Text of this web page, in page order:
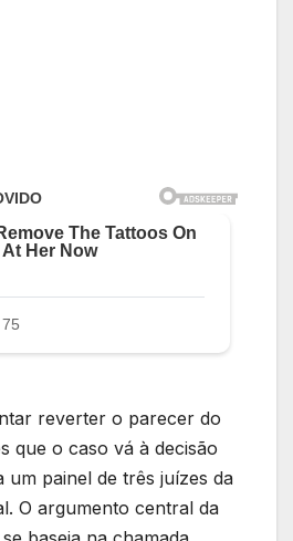
reverter o parecer do
que o caso vá à decisão
um painel de três juízes da
O argumento central da